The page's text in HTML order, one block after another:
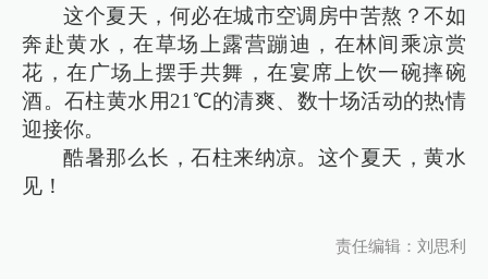
这个夏天，何必在城市空调房中苦熬？不如
奔赴黄水，在草场上露营蹦迪，在林间乘凉赏
花，在广场上摆手共舞，在宴席上饮一碗摔碗
酒。石柱黄水用21℃的清爽、数十场活动的热情
迎接你。
酷暑那么长，石柱来纳凉。这个夏天，黄水
见！
责任编辑：刘思利